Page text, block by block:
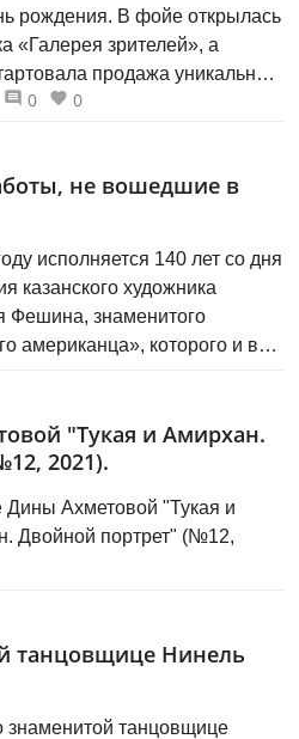
рождения. В фойе открылась
«Галерея зрителей», а
продажа уникальной
продукции (мерча)
и Артур Минуллин.
0
0
не вошедшие в
исполняется 140 лет со дня
казанского художника
Фешина, знаменитого
американца», которого и в
не знает границ!
"Тукая и Амирхан.
2021).
Дины Ахметовой "Тукая и
Двойной портрет" (№12,
танцовщице Нинель
знаменитой танцовщице